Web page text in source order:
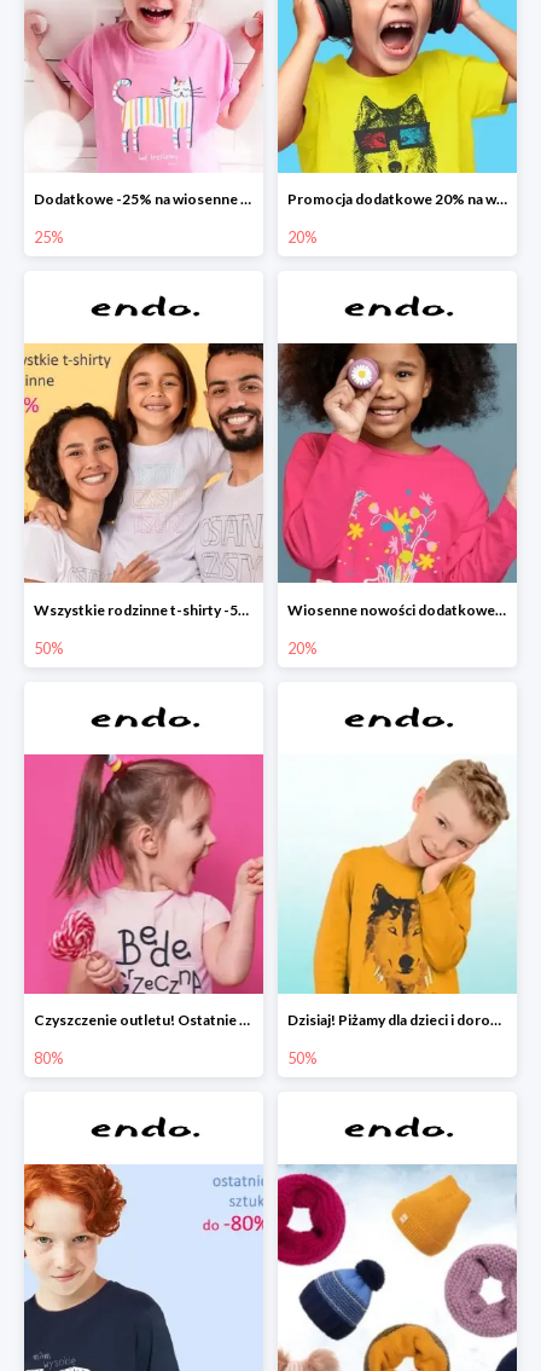
Dodatkowe -25% na wiosenne nowości
25%
Promocja dodatkowe 20% na wszystko
20%
Wszystkie rodzinne t-shirty -50%
50%
Wiosenne nowości dodatkowe -20%
20%
Czyszczenie outletu! Ostatnie sztuki do -80%
80%
Dzisiaj! Piżamy dla dzieci i dorosłych -50%
50%